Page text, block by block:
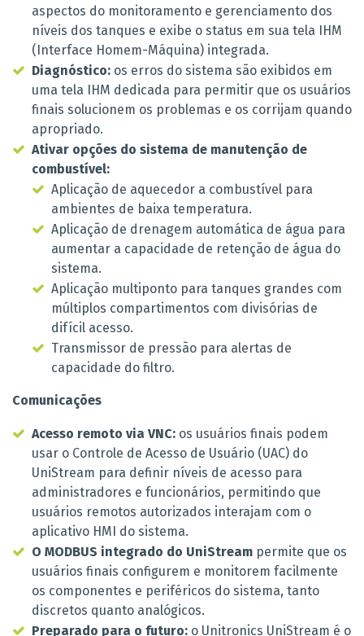
aspectos do monitoramento e gerenciamento dos
níveis dos tanques e exibe o status em sua tela IHM
(Interface Homem-Máquina) integrada.
Diagnóstico: os erros do sistema são exibidos em
uma tela IHM dedicada para permitir que os usuários
finais solucionem os problemas e os corrijam quando
apropriado.
Ativar opções do sistema de manutenção de
combustível:
Aplicação de aquecedor a combustível para
ambientes de baixa temperatura.
Aplicação de drenagem automática de água para
aumentar a capacidade de retenção de água do
sistema.
Aplicação multiponto para tanques grandes com
múltiplos compartimentos com divisórias de
difícil acesso.
Transmissor de pressão para alertas de
capacidade do filtro.
Comunicações
Acesso remoto via VNC: os usuários finais podem
usar o Controle de Acesso de Usuário (UAC) do
UniStream para definir níveis de acesso para
administradores e funcionários, permitindo que
usuários remotos autorizados interajam com o
aplicativo HMI do sistema.
O MODBUS integrado do UniStream permite que os
usuários finais configurem e monitorem facilmente
os componentes e periféricos do sistema, tanto
discretos quanto analógicos.
Preparado para o futuro: o Unitronics UniStream é o